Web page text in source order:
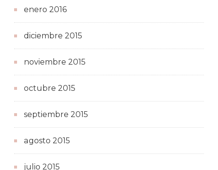
enero 2016
diciembre 2015
noviembre 2015
octubre 2015
septiembre 2015
agosto 2015
julio 2015